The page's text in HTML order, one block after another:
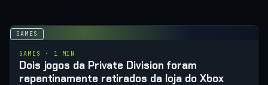
GAMES
GAMES · 1 MIN
Dois jogos da Private Division foram
repentinamente retirados da loja do Xbox